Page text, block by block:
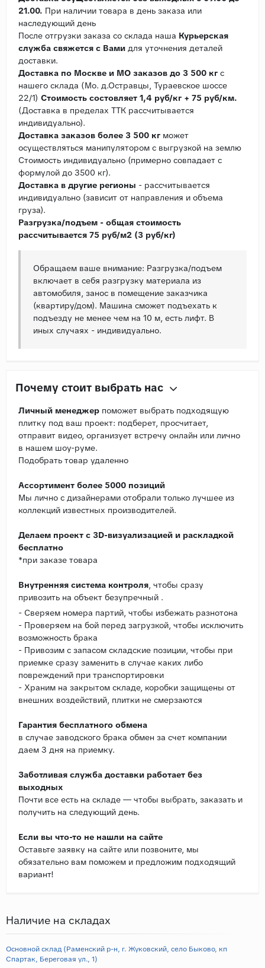
21.00. При наличии товара в день заказа или
наследующий день
После отгрузки заказа со склада наша Курьерская
служба свяжется с Вами для уточнения деталей
доставки.
Доставка по Москве и МО заказов до 3 500 кг с
нашего склада (Мо. д.Остравцы, Тураевское шоссе
22/1) Стоимость состовляет 1,4 руб/кг + 75 руб/км.
(Доставка в пределах ТТК рассчитывается
индивидуально).
Доставка заказов более 3 500 кг может
осуществляться манипулятором с выгрузкой на землю
Стоимость индивидуально (примерно совпадает с
формулой до 3500 кг).
Доставка в другие регионы - рассчитывается
индивидуально (зависит от направления и объема
груза).
Разгрузка/подъем - общая стоимость
рассчитывается 75 руб/м2 (3 руб/кг)
Обращаем ваше внимание: Разгрузка/подъем
включает в себя разгрузку материала из
автомобиля, занос в помещение заказчика
(квартиру/дом). Машина сможет подъехать к
подъезду не менее чем на 10 м, есть лифт. В
иных случаях - индивидуально.
Почему стоит выбрать нас
Личный менеджер поможет выбрать подходящую
плитку под ваш проект: подберет, просчитает,
отправит видео, организует встречу онлайн или лично
в нашем шоу-руме.
Подобрать товар удаленно
Ассортимент более 5000 позиций
Мы лично с дизайнерами отобрали только лучшее из
коллекций известных производителей.
Делаем проект с 3D-визуализацией и раскладкой
бесплатно
*при заказе товара
Внутренняя система контроля , чтобы сразу
привозить на объект безупречный .
- Сверяем номера партий, чтобы избежать разнотона
- Проверяем на бой перед загрузкой, чтобы исключить
возможность брака
- Привозим с запасом складские позиции, чтобы при
приемке сразу заменить в случае каких либо
повреждений при транспортировки
- Храним на закрытом складе, коробки защищены от
внешних воздействий, плитки не смерзаются
Гарантия бесплатного обмена
в случае заводского брака обмен за счет компании
даем 3 дня на приемку.
Заботливая служба доставки работает без
выходных
Почти все есть на складе — чтобы выбрать, заказать и
получить на следующий день.
Если вы что-то не нашли на сайте
Оставьте заявку на сайте или позвоните, мы
обязательно вам поможем и предложим подходящий
вариант!
Наличие на складах
Основной склад (Раменский р-н, г. Жуковский, село Быково, кп
Спартак, Береговая ул., 1)